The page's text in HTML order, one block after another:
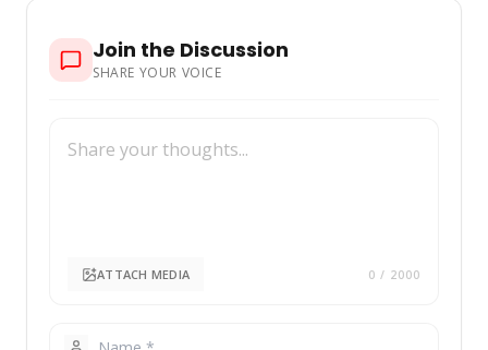
Join the Discussion
SHARE YOUR VOICE
ATTACH MEDIA 0 / 2000